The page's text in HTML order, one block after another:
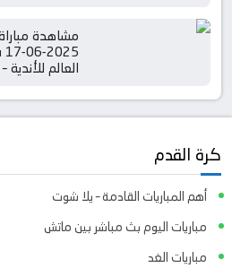
مشاهدة مباراة
العالم
كرة القدم
أهم المباريات القادمة – يلا شوت
مباريات اليوم بث مباشر بين ماتش
مباريات الغد